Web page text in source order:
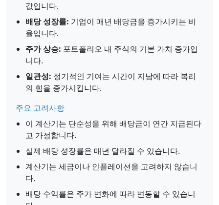
값입니다.
배당 성장률: 기업이 매년 배당금을 증가시키는 비
율입니다.
주가 상승: 포트폴리오 내 주식의 기본 가치 증가입
니다.
일관성: 정기적인 기여는 시간이 지남에 따라 복리
의 힘을 증가시킵니다.
주요 고려사항
이 계산기는 단순성을 위해 배당금이 연간 지급된다
고 가정합니다.
실제 배당 성장률은 매년 달라질 수 있습니다.
계산기는 세금이나 인플레이션을 고려하지 않습니
다.
배당 수익률은 주가 변화에 따라 변동할 수 있습니